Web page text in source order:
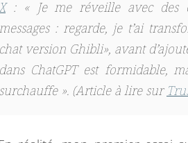
: « Je me réveille avec des
messages : regarde, je t’ai
chat version Ghibli», avant
dans ChatGPT est formidable,
surchauffe». (Article à lire sur